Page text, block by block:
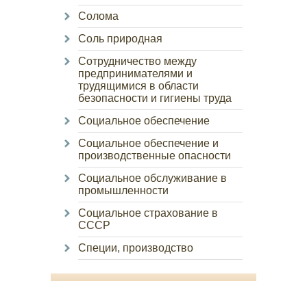
Солома
Соль природная
Сотрудничество между
предпринимателями и
трудящимися в области
безопасности и гигиены труда
Социальное обеспечение
Социальное обеспечение и
производственные опасности
Социальное обслуживание в
промышленности
Социальное страхование в
СССР
Специи, производство